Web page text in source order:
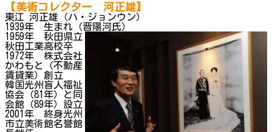
【美術コレクター 河正雄】
東江 河正雄（ハ・ジョンウン）
1939年 生まれ（晋陽河氏）
1959年 秋田県立
秋田工業高校卒
1972年 株式会社
かわもと（不動産
賃貸業）創立
韓国光州盲人福祉
協会（81年）と同
会館（89年）設立
2001年 終身光州
市立美術館名誉館